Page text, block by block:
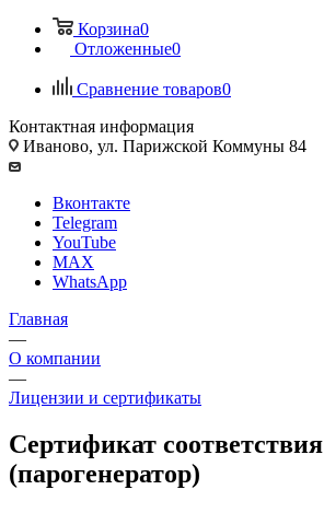
Корзина0
Отложенные0
Сравнение товаров0
Контактная информация
Иваново, ул. Парижской Коммуны 84
Вконтакте
Telegram
YouTube
MAX
WhatsApp
Главная
—
О компании
—
Лицензии и сертификаты
Сертификат соответствия
(парогенератор)